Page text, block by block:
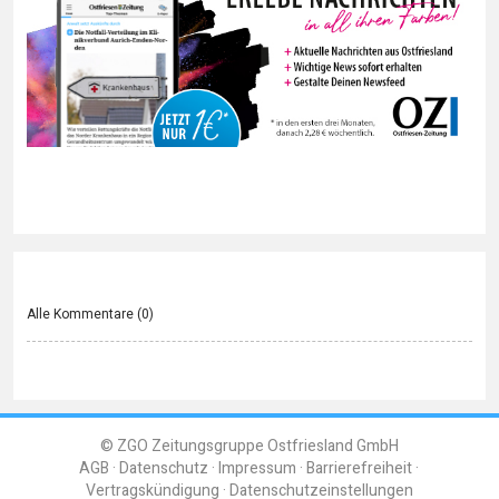
Alle Kommentare (0)
© ZGO Zeitungsgruppe Ostfriesland GmbH
AGB Datenschutz Impressum Barrierefreiheit
Vertragskündigung Datenschutzeinstellungen